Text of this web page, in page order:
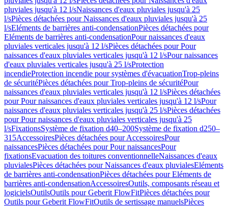
pluviales jusqu'à 12 l/sNaissances d'eaux pluviales jusqu'à 25
l/sPièces détachées pour Naissances d'eaux pluviales jusqu'à 25
l/sEléments de barrières anti-condensationPièces détachées pour
Eléments de barrières anti-condensationPour naissances d'eaux
pluviales verticales jusqu'à 12 l/sPièces détachées pour Pour
naissances d'eaux pluviales verticales jusqu'à 12 l/sPour naissances
d'eaux pluviales verticales jusqu'à 25 l/sProtection
incendieProtection incendie pour systèmes d'évacuationTrop-pleins
de sécuritéPièces détachées pour Trop-pleins de sécuritéPour
naissances d'eaux pluviales verticales jusqu'à 12 l/sPièces détachées
pour Pour naissances d'eaux pluviales verticales jusqu'à 12 l/sPour
naissances d'eaux pluviales verticales jusqu'à 25 l/sPièces détachées
pour Pour naissances d'eaux pluviales verticales jusqu'à 25
l/sFixationsSystème de fixation d40–200Système de fixation d250–
315AccessoiresPièces détachées pour AccessoiresPour
naissancesPièces détachées pour Pour naissancesPour
fixationsEvacuation des toitures conventionnelleNaissances d'eaux
pluvialesPièces détachées pour Naissances d'eaux pluvialesEléments
de barrières anti-condensationPièces détachées pour Eléments de
barrières anti-condensationAccessoiresOutils, composants réseau et
logicielsOutilsOutils pour Geberit FlowFitPièces détachées pour
Outils pour Geberit FlowFitOutils de sertissage manuelsPièces